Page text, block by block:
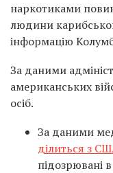
наркотиками
людини
інформацію
За даними
американських
осіб.
За даними
ділиться з
підозрювані